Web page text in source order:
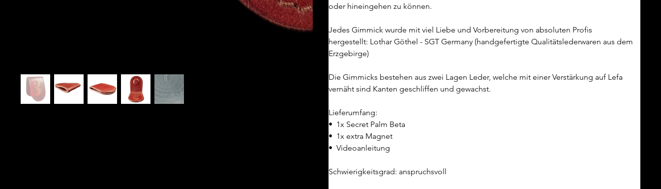
oder hineingehen zu können.
Jedes Gimmick wurde mit viel Liebe und Vorbereitung von absoluten Profis
hergestellt: Lothar Göthel - SGT Germany (handgefertigte Qualitätslederwaren aus dem
Erzgebirge)
Die Gimmicks bestehen aus zwei Lagen Leder, welche mit einer Verstärkung auf Lefa
vernäht sind Kanten geschliffen und gewachst.
Lieferumfang:
•  1x Secret Palm Beta
•  1x extra Magnet
•  Videoanleitung
Schwierigkeitsgrad: anspruchsvoll